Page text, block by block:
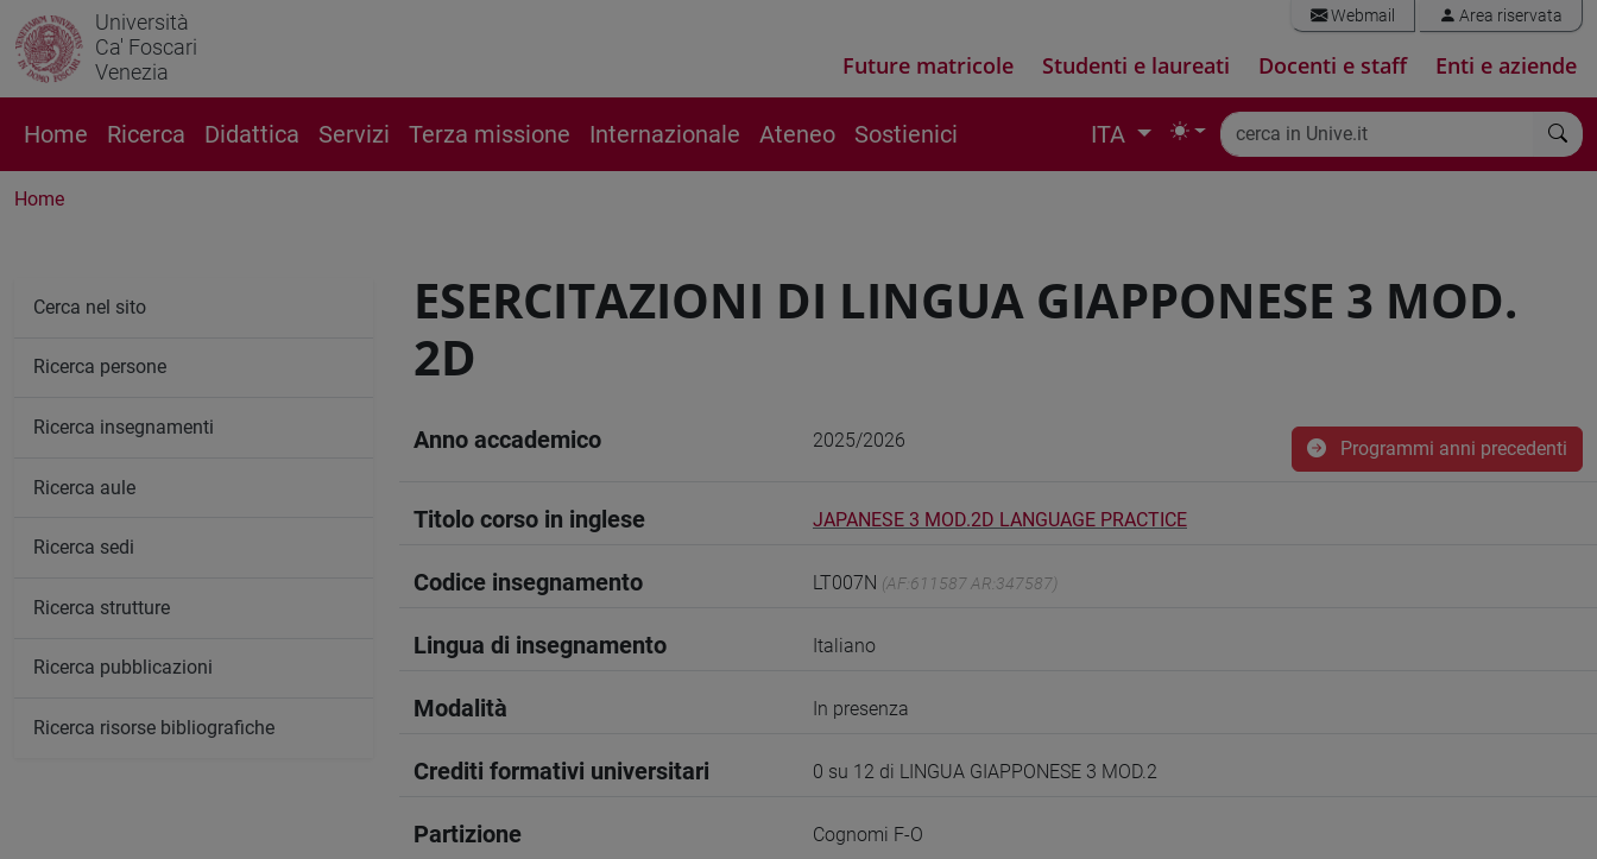
Università
Ca' Foscari
Venezia
Webmail Area riservata
Future matricole Studenti e laureati Docenti e staff Enti e aziende
Home Ricerca Didattica Servizi Terza missione Internazionale Ateneo Sostienici ITA
Home
ESERCITAZIONI DI LINGUA GIAPPONESE 3 MOD.
2D
Anno accademico 2025/2026 Programmi anni precedenti
Titolo corso in inglese JAPANESE 3 MOD.2D LANGUAGE PRACTICE
Codice insegnamento LT007N (AF:611587 AR:347587)
Lingua di insegnamento Italiano
Modalità In presenza
Crediti formativi universitari 0 su 12 di LINGUA GIAPPONESE 3 MOD.2
Partizione Cognomi F-O
Cerca nel sito
Ricerca persone
Ricerca insegnamenti
Ricerca aule
Ricerca sedi
Ricerca strutture
Ricerca pubblicazioni
Ricerca risorse bibliografiche